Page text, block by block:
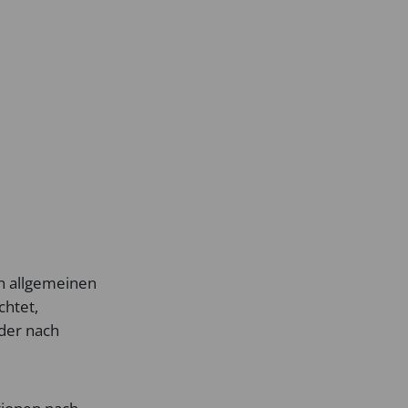
allgemeinen
nach